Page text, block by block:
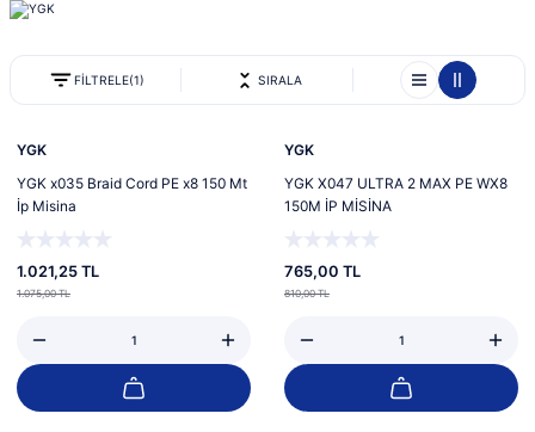
FİLTRELE(1) SIRALA
%5
YGK
YGK x035 Braid Cord PE x8 150 Mt
İp Misina
1.021,25 TL
1.075,00 TL
%6
YGK
YGK X047 ULTRA 2 MAX PE WX8
150M İP MİSİNA
765,00 TL
810,00 TL